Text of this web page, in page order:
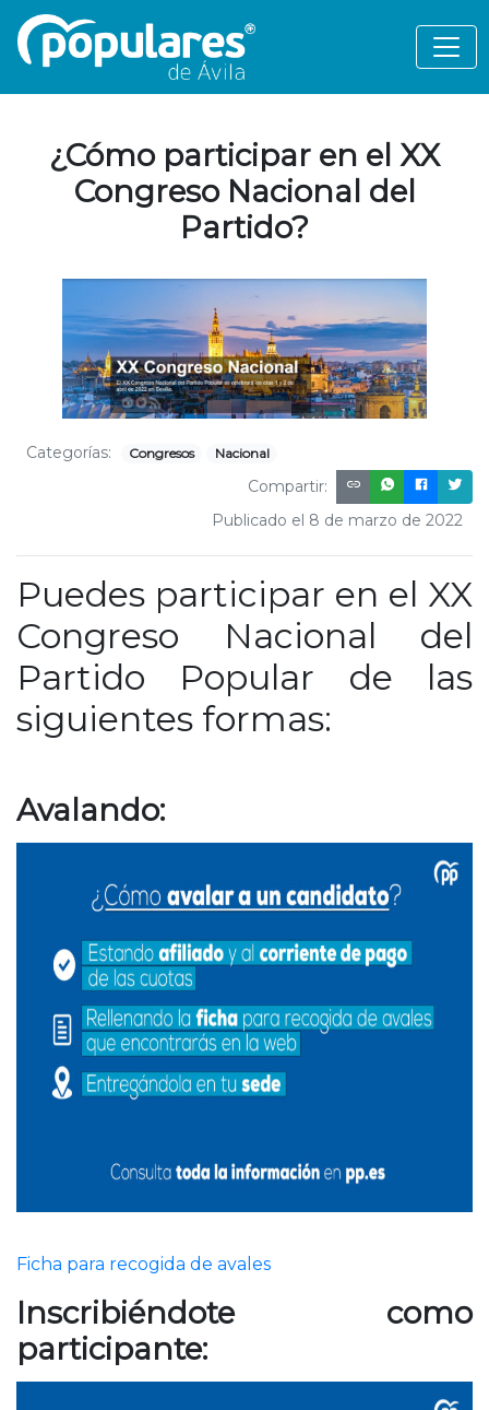
¿Cómo participar en el XX
Congreso Nacional del
Partido?
Categorías: Congresos Nacional
Compartir:
Publicado el 8 de marzo de 2022
Puedes participar en el XX
Congreso Nacional del
Partido Popular de las
siguientes formas:
Avalando:
Ficha para recogida de avales
Inscribiéndote como
participante: